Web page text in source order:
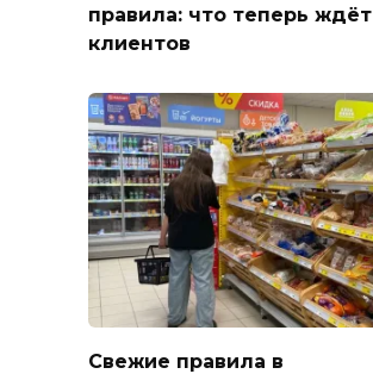
правила: что теперь ждёт
клиентов
Свежие правила в